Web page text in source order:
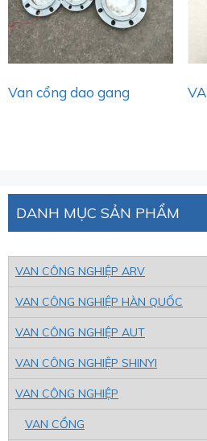
Van cổng dao gang
DANH MỤC SẢN PHẨM
VAN CÔNG NGHIỆP ARV
VAN CÔNG NGHIỆP HÀN QUỐC
VAN CÔNG NGHIỆP AUT
VAN CÔNG NGHIỆP SHINYI
VAN CÔNG NGHIỆP
VAN CỔNG